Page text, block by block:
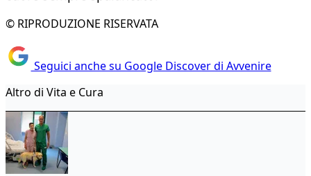
© RIPRODUZIONE RISERVATA
Seguici anche su Google Discover di Avvenire
Altro di Vita e Cura